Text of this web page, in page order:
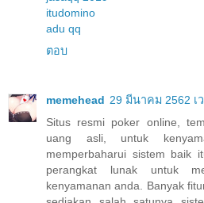
itudomino
adu qq
ตอบ
memehead 29 มีนาคม 2562 เ
Situs resmi poker online,
uang asli, untuk
memperbaharui sistem baik
perangkat lunak untuk
kenyamanan anda. Banyak